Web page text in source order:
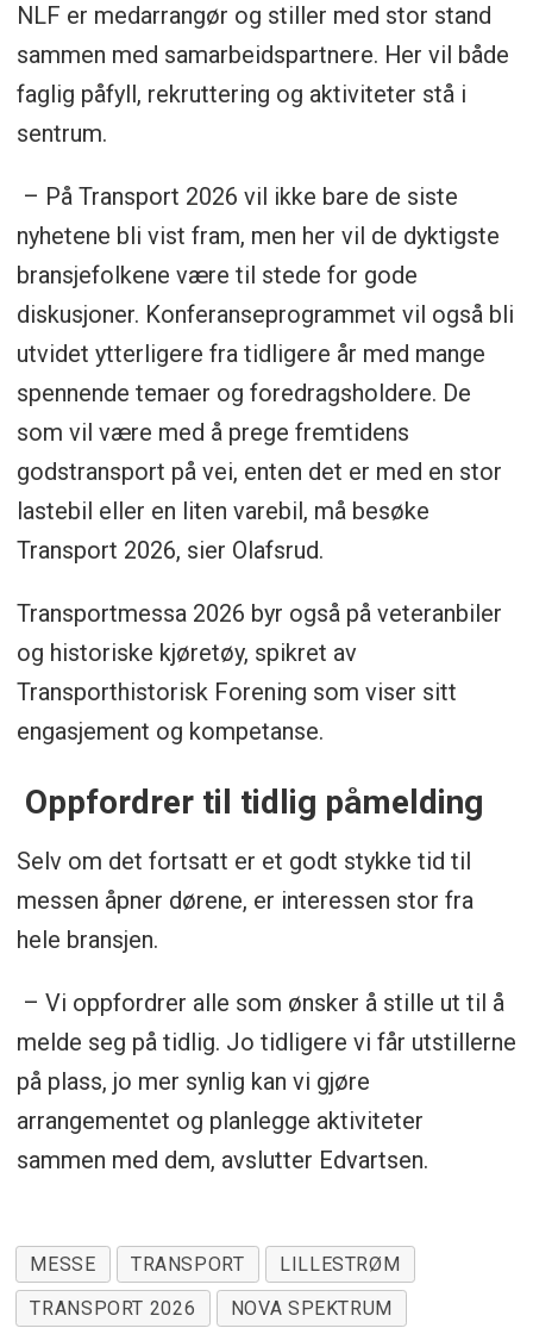
NLF er medarrangør og stiller med stor stand
sammen med samarbeidspartnere. Her vil både
faglig påfyll, rekruttering og aktiviteter stå i
sentrum.
– På Transport 2026 vil ikke bare de siste
nyhetene bli vist fram, men her vil de dyktigste
bransjefolkene være til stede for gode
diskusjoner. Konferanseprogrammet vil også bli
utvidet ytterligere fra tidligere år med mange
spennende temaer og foredragsholdere. De
som vil være med å prege fremtidens
godstransport på vei, enten det er med en stor
lastebil eller en liten varebil, må besøke
Transport 2026, sier Olafsrud.
Transportmessa 2026 byr også på veteranbiler
og historiske kjøretøy, spikret av
Transporthistorisk Forening som viser sitt
engasjement og kompetanse.
Oppfordrer til tidlig påmelding
Selv om det fortsatt er et godt stykke tid til
messen åpner dørene, er interessen stor fra
hele bransjen.
– Vi oppfordrer alle som ønsker å stille ut til å
melde seg på tidlig. Jo tidligere vi får utstillerne
på plass, jo mer synlig kan vi gjøre
arrangementet og planlegge aktiviteter
sammen med dem, avslutter Edvartsen.
MESSE TRANSPORT
LILLESTRØM
TRANSPORT 2026
NOVA SPEKTRUM